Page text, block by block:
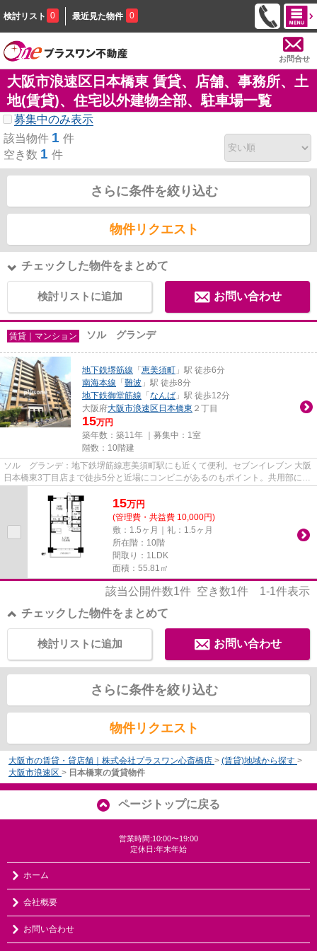
検討リスト 0 最近見た物件 0
お問合せ
大阪市浪速区日本橋東 賃貸、店舗、事務所、土
地(賃貸)、住宅以外建物全部、駐車場一覧
募集中のみ表示
該当物件 1 件
空き数 1 件
さらに条件を絞り込む
物件リクエスト
チェックした物件をまとめて
検討リストに追加 お問い合わせ
賃貸｜マンション ソル グランデ
地下鉄堺筋線 「 恵美須町 」駅 徒歩6分
南海本線 「 難波 」駅 徒歩8分
地下鉄御堂筋線 「 なんば 」駅 徒歩12分
大阪府大阪市浪速区 日本橋東 ２丁目
15万円
築年数：築11年 ｜募集中： 1室
階数：10階建
ソル グランデ：地下鉄堺筋線恵美須町駅にも近くて便利。セブンイレブン 大阪
日本橋東3丁目店まで徒歩5分と近場にコンビニがあるのもポイント。共用部には
15万円
(管理費・共益費 10,000円)
敷：1.5ヶ月｜礼：1.5ヶ月
所在階：10階
間取り：1LDK
面積：55.81㎡
該当公開件数1件 空き数1件 1-1件表示
チェックした物件をまとめて
お問い合わせ
検討リストに追加
さらに条件を絞り込む
物件リクエスト
大阪市の賃貸・貸店舗｜株式会社プラスワン心斎橋店 > (賃貸)地域から探す >
大阪市浪速区 > 日本橋東の賃貸物件
ページトップに戻る
営業時間:10:00〜19:00
定休日:年末年始
ホーム
会社概要
お問い合わせ